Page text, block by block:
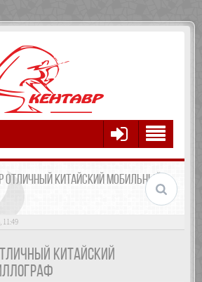
ОТЛИЧНЫЙ КИТАЙСКИЙ МОБИЛЬНЫЙ
11:49
ОТЛИЧНЫЙ КИТАЙСКИЙ